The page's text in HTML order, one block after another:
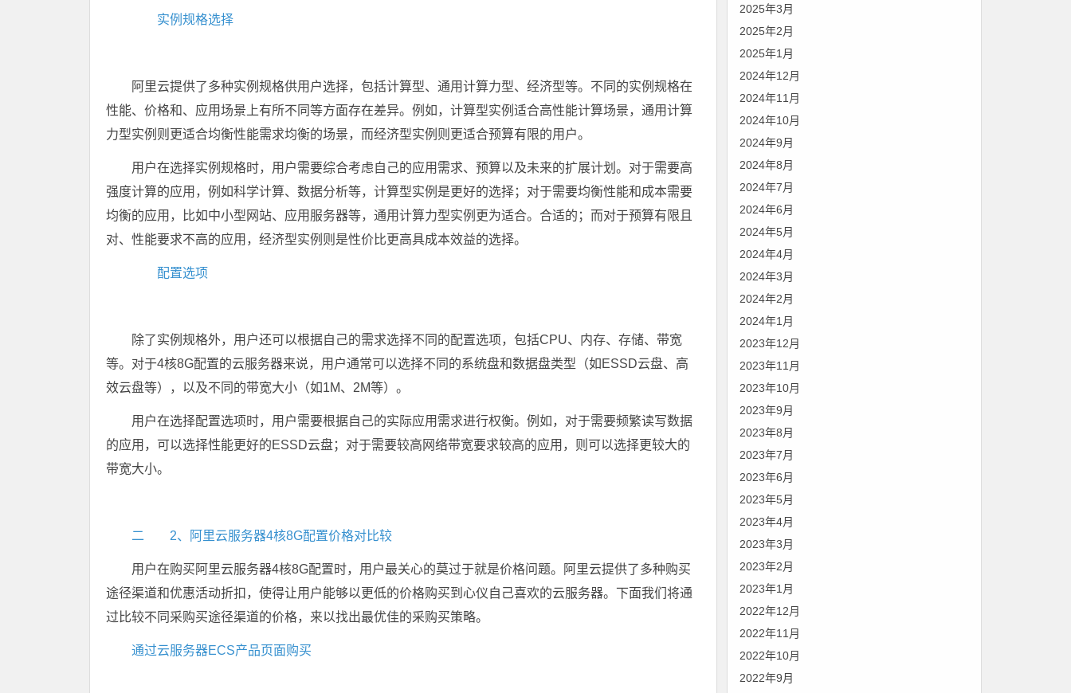
实例规格选择
阿里云提供了多种实例规格供用户选择，包括计算型、通用计算力型、经济型等。不同的实例规格在
性能、价格和、应用场景上有所不同等方面存在差异。例如，计算型实例适合高性能计算场景，通用计算
力型实例则更适合均衡性能需求均衡的场景，而经济型实例则更适合预算有限的用户。
用户在选择实例规格时，用户需要综合考虑自己的应用需求、预算以及未来的扩展计划。对于需要高
强度计算的应用，例如科学计算、数据分析等，计算型实例是更好的选择；对于需要均衡性能和成本需要
均衡的应用，比如中小型网站、应用服务器等，通用计算力型实例更为适合。合适的；而对于预算有限且
对、性能要求不高的应用，经济型实例则是性价比更高具成本效益的选择。
配置选项
除了实例规格外，用户还可以根据自己的需求选择不同的配置选项，包括CPU、内存、存储、带宽
等。对于4核8G配置的云服务器来说，用户通常可以选择不同的系统盘和数据盘类型（如ESSD云盘、高
效云盘等），以及不同的带宽大小（如1M、2M等）。
用户在选择配置选项时，用户需要根据自己的实际应用需求进行权衡。例如，对于需要频繁读写数据
的应用，可以选择性能更好的ESSD云盘；对于需要较高网络带宽要求较高的应用，则可以选择更较大的
带宽大小。
二 2、阿里云服务器4核8G配置价格对比较
用户在购买阿里云服务器4核8G配置时，用户最关心的莫过于就是价格问题。阿里云提供了多种购买
途径渠道和优惠活动折扣，使得让用户能够以更低的价格购买到心仪自己喜欢的云服务器。下面我们将通
过比较不同采购买途径渠道的价格，来以找出最优佳的采购买策略。
通过云服务器ECS产品页面购买
2025年3月
2025年2月
2025年1月
2024年12月
2024年11月
2024年10月
2024年9月
2024年8月
2024年7月
2024年6月
2024年5月
2024年4月
2024年3月
2024年2月
2024年1月
2023年12月
2023年11月
2023年10月
2023年9月
2023年8月
2023年7月
2023年6月
2023年5月
2023年4月
2023年3月
2023年2月
2023年1月
2022年12月
2022年11月
2022年10月
2022年9月